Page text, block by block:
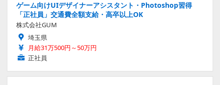
ゲーム向けUIデザイナーアシスタント・Photoshop習得
「正社員」交通費全額支給・高卒以上OK
株式会社GUM
埼玉県
月給31万500円～50万円
正社員